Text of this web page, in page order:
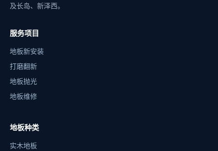
及长岛、新泽西。
服务项目
地板新安装
打磨翻新
地板抛光
地板维修
地板种类
实木地板